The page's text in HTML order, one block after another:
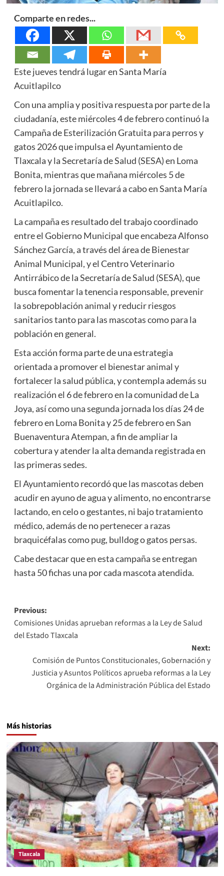
Comparte en redes...
Este jueves tendrá lugar en Santa María
Acuitlapilco
Con una amplia y positiva respuesta por parte de la
ciudadanía, este miércoles 4 de febrero continuó la
Campaña de Esterilización Gratuita para perros y
gatos 2026 que impulsa el Ayuntamiento de
Tlaxcala y la Secretaría de Salud (SESA) en Loma
Bonita, mientras que mañana miércoles 5 de
febrero la jornada se llevará a cabo en Santa María
Acuitlapilco.
La campaña es resultado del trabajo coordinado
entre el Gobierno Municipal que encabeza Alfonso
Sánchez García, a través del área de Bienestar
Animal Municipal, y el Centro Veterinario
Antirrábico de la Secretaría de Salud (SESA), que
busca fomentar la tenencia responsable, prevenir
la sobrepoblación animal y reducir riesgos
sanitarios tanto para las mascotas como para la
población en general.
Esta acción forma parte de una estrategia
orientada a promover el bienestar animal y
fortalecer la salud pública, y contempla además su
realización el 6 de febrero en la comunidad de La
Joya, así como una segunda jornada los días 24 de
febrero en Loma Bonita y 25 de febrero en San
Buenaventura Atempan, a fin de ampliar la
cobertura y atender la alta demanda registrada en
las primeras sedes.
El Ayuntamiento recordó que las mascotas deben
acudir en ayuno de agua y alimento, no encontrarse
lactando, en celo o gestantes, ni bajo tratamiento
médico, además de no pertenecer a razas
braquicéfalas como pug, bulldog o gatos persas.
Cabe destacar que en esta campaña se entregan
hasta 50 fichas una por cada mascota atendida.
Post
navigation
Previous:
Comisiones Unidas aprueban reformas a la Ley de Salud
del Estado Tlaxcala
Next:
Comisión de Puntos Constitucionales, Gobernación y
Justicia y Asuntos Políticos aprueba reformas a la Ley
Orgánica de la Administración Pública del Estado
Más historias
Tlaxcala